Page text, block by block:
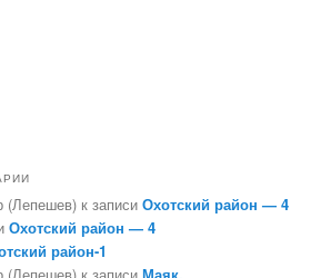
(Лепешев) к записиОхотский район — 4
Охотский район — 4
район-1